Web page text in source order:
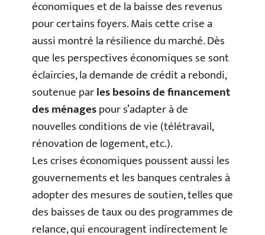
économiques et de la baisse des revenus
pour certains foyers. Mais cette crise a
aussi montré la résilience du marché. Dès
que les perspectives économiques se sont
éclaircies, la demande de crédit a rebondi,
soutenue parles besoins de financement
des ménagespour s’adapter à de
nouvelles conditions de vie (télétravail,
rénovation de logement, etc.).
Les crises économiques poussent aussi les
gouvernements et les banques centrales à
adopter des mesures de soutien, telles que
des baisses de taux ou des programmes de
relance, qui encouragent indirectement le